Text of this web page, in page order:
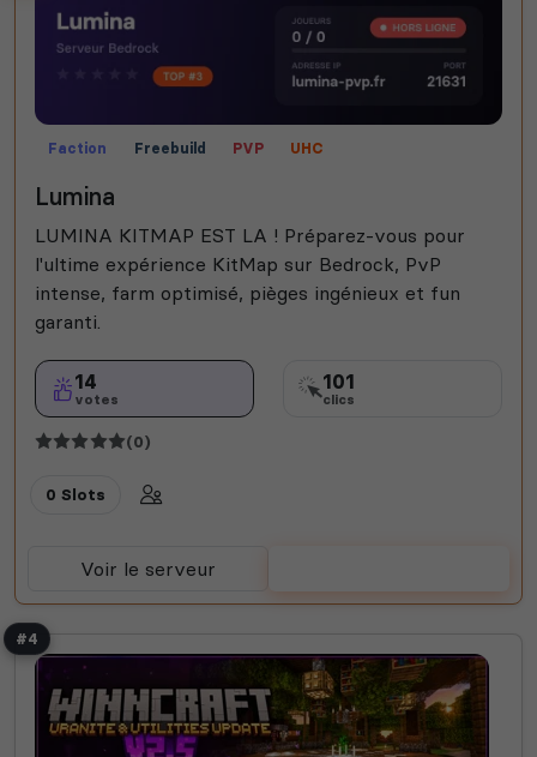
Faction Freebuild PVP UHC
Lumina
LUMINA KITMAP EST LA ! Préparez-vous pour
l'ultime expérience KitMap sur Bedrock, PvP
intense, farm optimisé, pièges ingénieux et fun
garanti.
14
votes
101
clics
(0)
0 Slots
Voir le serveur
#4